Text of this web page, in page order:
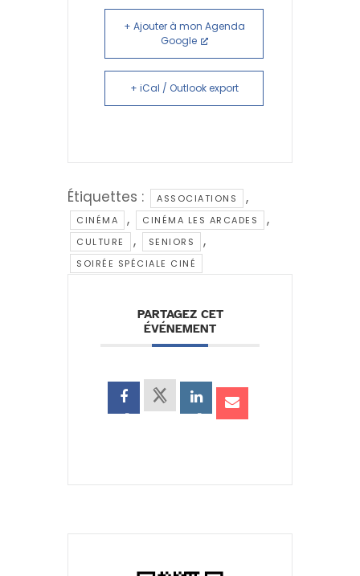
+ Ajouter à mon Agenda
Google
+ iCal / Outlook export
Étiquettes : ASSOCIATIONS ,
CINÉMA , CINÉMA LES ARCADES ,
CULTURE , SENIORS ,
SOIRÉE SPÉCIALE CINÉ
PARTAGEZ CET
ÉVÉNEMENT